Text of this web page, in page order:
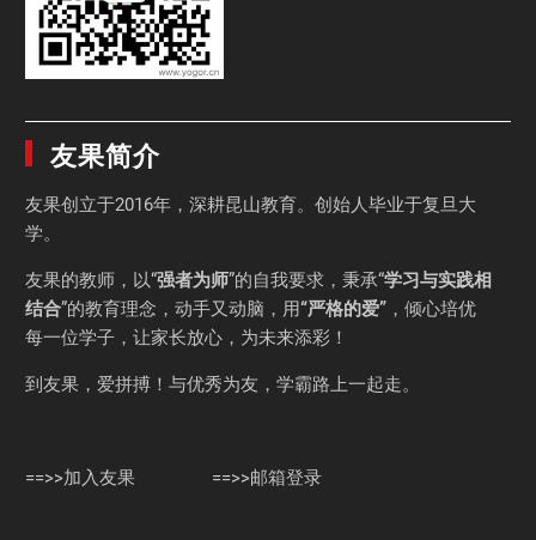
友果简介
友果创立于2016年，深耕昆山教育。创始人毕业于复旦大
学。
友果的教师，以“强者为师”的自我要求，秉承“学习与实践相
结合”的教育理念，动手又动脑，用“严格的爱” ，倾心培优
每一位学子，让家长放心，为未来添彩！
到友果，爱拼搏！与优秀为友，学霸路上一起走。
==>>加入友果 ==>>邮箱登录